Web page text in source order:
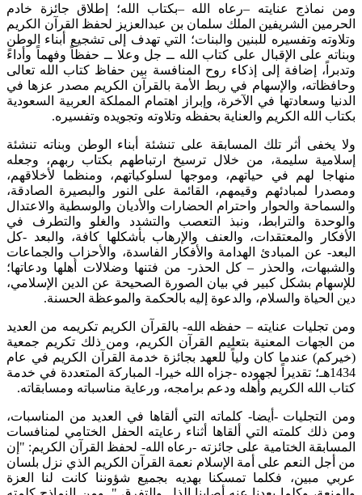
عنايته –رعاه الله –بكتاب الله؛ إطلاق جائزة خادم
الشريفين الملك سلمان بن عبدالعزيز لحفظ القرآن الكريم
وتفسيره للبنين والبنات؛ التي تهدف إلى تشجيع أبناء الوطن
على الإقبال على كتاب الله ــ جل وعلا ــ حفظاً وفهماً وأداءً
إضافة إلى إذكاء روح المنافسة بين حفاظ كتاب الله تعالى
والإسهام في ربط الأمة بالقرآن الكريم مصدر عزها في
وسعادتها في الآخرة، وإبراز اهتمام المملكة العربية السعودية
الكريم والعناية بحفظه وتلاوته وتجويده وتفسيره.
أثر تلك المسابقة على تنشئة أبناء الوطن وبناته تنشئة
سليمة، من خلال ترسيخ ارتباطهم بكتاب ربهم، وجعله
لهم في حياتهم، وموجها لسلوكياتهم، ومنظما لأخلاقهم،
لمبادئهم وقيمهم، القائمة على النور والبصيرة الصادقة،
والحوار واحترام الحضارات والأديان والوسطية والاعتدال
والترابط، ونبذ التعصب والتشدد والغلو والتطرف في
والمعتقدات، والعنف والإرهاب بأشكلها كافة، والبعد -كل
عن المبادئ الهدامة والأفكار الفاسدة، والأحزاب والجماعات
والحذر – كل الحذر- من فتنها وضلالات أهلها ودعاتها؛
بشكل كبير في بيان الصورة الصحيحة عن الدين الإسلامي،
والسلام، والدعوة إليه بالحكمة والموعظة الحسنة.
عنايته – حفظه الله- بالقرآن الكريم تكريمه من العديد
المعنية بتعليم القرآن الكريم، ومن ذلك تكريم جمعية
عندما كان ولياً للعهد بجائزة خدمة القرآن الكريم في عام
تقديراً لجهوده -جزاه الله خيرا- المباركة المتعددة في خدمة
الكريم وأهله ودعم برامجه، ورعاية مناسباته ومسابقاته.
-أيضا- كلماته التي ألقاها في العديد من المناسبات،
كلمته التي ألقاها أثناء رعايته الحفل الختامي لمنافسات
الختامية على جائزته -رعاه الله- لحفظ القرآن الكريم: "إن
النعم على أمة الإسلام نعمة القرآن الكريم الذي نزل بلسان
فكلما تمسكنا بهديه بجميع شؤوننا كانت لنا العزة